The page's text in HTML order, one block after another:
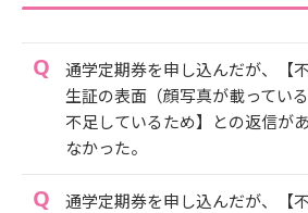
通学定期券を申し込んだが、【
生証の表面（顔写真が載ってい
不足しているため】との返信が
なかった。
通学定期券を申し込んだが、【